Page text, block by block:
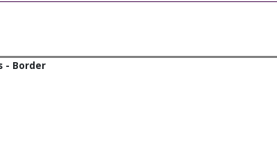
- Border